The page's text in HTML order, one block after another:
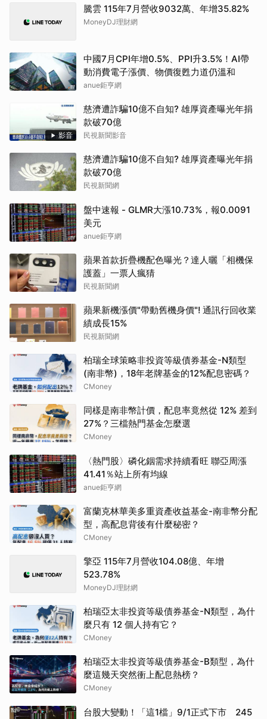
騰雲 115年7月營收9032萬、年增35.82%
MoneyDJ理財網
中國7月CPI年增0.5%、PPI升3.5%！AI帶
動消費電子漲價、物價復甦力道仍溫和
anue鉅亨網
影音
慈濟遭詐騙10億不自知? 雄厚資產曝光年捐
款破70億
民視新聞影音
慈濟遭詐騙10億不自知? 雄厚資產曝光年捐
款破70億
民視新聞網
盤中速報 - GLMR大漲10.73%，報0.0091
美元
anue鉅亨網
蘋果首款折疊機配色曝光？達人曬「相機保
護蓋」一票人瘋猜
民視新聞網
蘋果新機漲價"帶動舊機身價"! 通訊行回收業
績成長15%
民視新聞網
柏瑞全球策略非投資等級債券基金-N類型
(南非幣)，18年老牌基金的12%配息密碼？
CMoney
同樣是南非幣計價，配息率竟然從 12% 差到
27%？三檔熱門基金怎麼選
CMoney
〈熱門股〉磷化銦需求持續看旺 聯亞周漲
41.41％站上所有均線
anue鉅亨網
富蘭克林華美多重資產收益基金-南非幣分配
型，高配息背後有什麼秘密？
CMoney
擎亞 115年7月營收104.08億、年增
523.78%
MoneyDJ理財網
柏瑞亞太非投資等級債券基金-N類型，為什
麼只有 12 個人持有它？
CMoney
柏瑞亞太非投資等級債券基金-B類型，為什
麼這幾天突然衝上配息熱榜？
CMoney
台股大變動！「這1檔」9/1正式下市 245